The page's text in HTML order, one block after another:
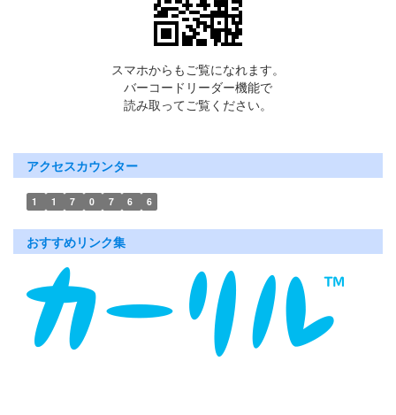
スマホからもご覧になれます。
バーコードリーダー機能で
読み取ってご覧ください。
アクセスカウンター
1 1 7 0 7 6 6
おすすめリンク集